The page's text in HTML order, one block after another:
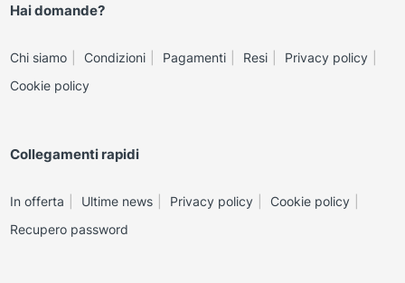
Hai domande?
Chi siamo Condizioni Pagamenti Resi
Privacy policy
Cookie policy
Collegamenti rapidi
In offerta Ultime news Privacy policy
Cookie policy
Recupero password